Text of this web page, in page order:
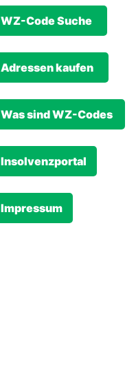
WZ-Code Suche
Adressen kaufen
Was sind WZ-Codes
Insolvenzportal
Impressum